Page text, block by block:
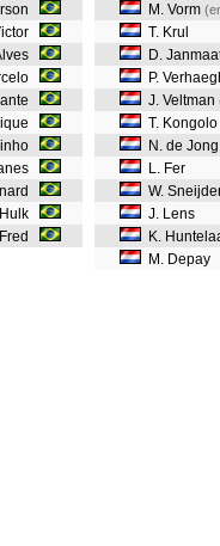
Hulk
Fred
M. Vorm
T. Krul
D.
P.
J. Veltman
T. Kongolo
N. de Jong
L. Fer
W.
J. Lens
K.
M. Depay